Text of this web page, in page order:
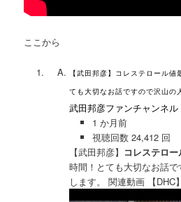
ここから
【武田邦彦】コレステロール
ても大切なお話ですので沢山の
武田邦彦ファンチャンネル
1 か月前
視聴回数 24,412 回
【武田邦彦】 コレステロー
時間！とても大切なお話
します。 関連動画 【